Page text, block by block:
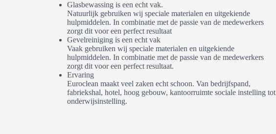
Glasbewassing is een echt vak.
Natuurlijk gebruiken wij speciale materialen en uitgekiende
hulpmiddelen. In combinatie met de passie van de medewerkers
zorgt dit voor een perfect resultaat
Gevelreiniging is een echt vak
Vaak gebruiken wij speciale materialen en uitgekiende
hulpmiddelen. In combinatie met de passie van de medewerkers
zorgt dit voor een perfect resultaat.
Ervaring
Euroclean maakt veel zaken echt schoon. Van bedrijfspand,
fabriekshal, hotel, hoog gebouw, kantoorruimte sociale instelling tot
onderwijsinstelling.